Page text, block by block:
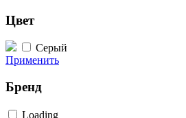
Цвет
Серый
Применить
Бренд
Loading